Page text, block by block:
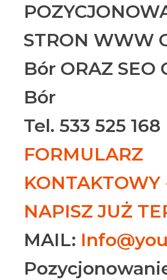
STRON WWW
Bór ORAZ SEO
Bór
Tel. 533 525 168
FORMULARZ
KONTAKTOWY
NAPISZ JUŻ
MAIL: